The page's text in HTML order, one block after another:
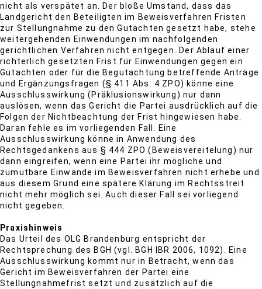
nicht als verspätet an. Der bloße Umstand, dass das
Landgericht den Beteiligten im Beweisverfahren Fristen
zur Stellungnahme zu den Gutachten gesetzt habe, stehe
weitergehenden Einwendungen im nachfolgenden
gerichtlichen Verfahren nicht entgegen. Der Ablauf einer
richterlich gesetzten Frist für Einwendungen gegen ein
Gutachten oder für die Begutachtung betreffende Anträge
und Ergänzungsfragen (§ 411 Abs. 4 ZPO) könne eine
Ausschlusswirkung (Präklusionswirkung) nur dann
auslösen, wenn das Gericht die Partei ausdrücklich auf die
Folgen der Nichtbeachtung der Frist hingewiesen habe.
Daran fehle es im vorliegenden Fall. Eine
Ausschlusswirkung könne in Anwendung des
Rechtsgedankens aus § 444 ZPO (Beweisvereitelung) nur
dann eingreifen, wenn eine Partei ihr mögliche und
zumutbare Einwände im Beweisverfahren nicht erhebe und
aus diesem Grund eine spätere Klärung im Rechtsstreit
nicht mehr möglich sei. Auch dieser Fall sei vorliegend
nicht gegeben.
Praxishinweis
Das Urteil des OLG Brandenburg entspricht der
Rechtsprechung des BGH (vgl. BGH IBR 2006, 1092). Eine
Ausschlusswirkung kommt nur in Betracht, wenn das
Gericht im Beweisverfahren der Partei eine
Stellungnahmefrist setzt und zusätzlich auf die